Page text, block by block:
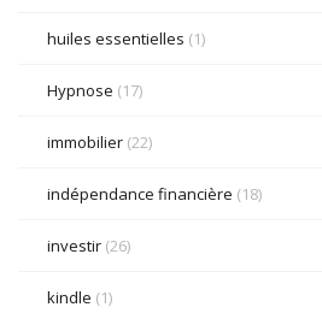
huiles essentielles (1)
Hypnose (17)
immobilier (22)
indépendance financière (18)
investir (26)
kindle (1)